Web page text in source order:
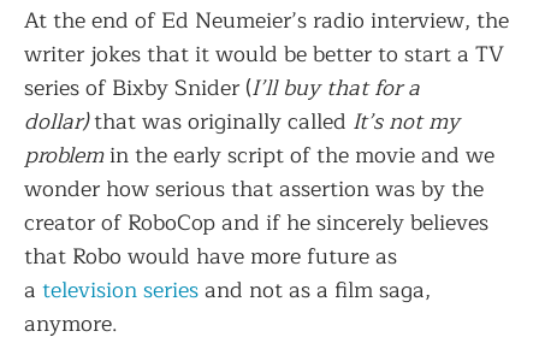
At the end of Ed Neumeier’s radio interview, the
writer jokes that it would be better to start a TV
series of Bixby Snider (I’ll buy that for a
dollar)that was originally called It’s not my
problemin the early script of the movie and we
wonder how serious that assertion was by the
creator of RoboCop and if he sincerely believes
that Robo would have more future as
a television seriesand not as a film saga,
anymore.